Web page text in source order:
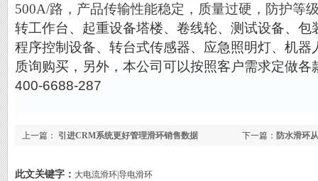
500A/路 ，产品传输性能稳定，质量过硬， 防护等
转工作台、起重设备塔楼、卷线轮、测试设备、包
程序控制设备、转台式传感器、应急照明灯、机
质询购买，另外，本公司可以按照客户需求定做各
400-6688-287
下一篇： 防水滑环
上一篇： 引进CRM系统更好管理滑环销售数据
此文关键字： 大电流滑环|导电滑环